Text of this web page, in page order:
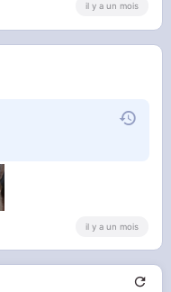
il y a un mois
il y a un mois